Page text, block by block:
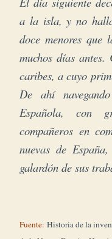
a la isla, y no
doce menores que
muchos días
caribes, a cuyo
De ahí
Española, con
compañeros en
nuevas de
galardón de sus
Fuente: Historia de la